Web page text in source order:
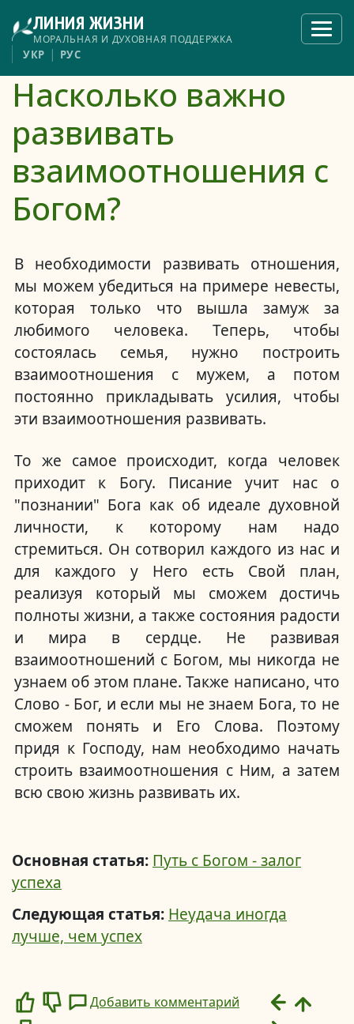
основному
содержанию
ЛИНИЯ ЖИЗНИ
МОРАЛЬНАЯ И ДУХОВНАЯ ПОДДЕРЖКА
меню
УКР РУС
Насколько важно
развивать
взаимоотношения с
Богом?
В необходимости развивать отношения,
мы можем убедиться на примере невесты,
которая только что вышла замуж за
любимого человека. Теперь, чтобы
состоялась семья, нужно построить
взаимоотношения с мужем, а потом
постоянно прикладывать усилия, чтобы
эти взаимоотношения развивать.
То же самое происходит, когда человек
приходит к Богу. Писание учит нас о
"познании" Бога как об идеале духовной
личности, к которому нам надо
стремиться. Он сотворил каждого из нас и
для каждого у Него есть Свой план,
реализуя который мы сможем достичь
полноты жизни, а также состояния радости
и мира в сердце. Не развивая
взаимоотношений с Богом, мы никогда не
узнаем об этом плане. Также написано, что
Слово - Бог, и если мы не знаем Бога, то не
сможем понять и Его Слова. Поэтому
придя к Господу, нам необходимо начать
строить взаимоотношения с Ним, а затем
всю свою жизнь развивать их.
Основная статья: Путь с Богом - залог
успеха
Следующая статья: Неудача иногда
лучше, чем успех
LikeDislike
Добавить комментарий